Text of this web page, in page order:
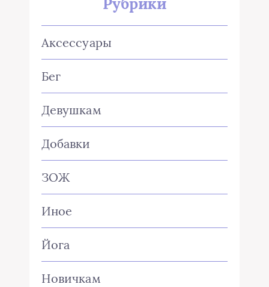
Аксессуары
Бег
Девушкам
Добавки
ЗОЖ
Иное
Йога
Новичкам